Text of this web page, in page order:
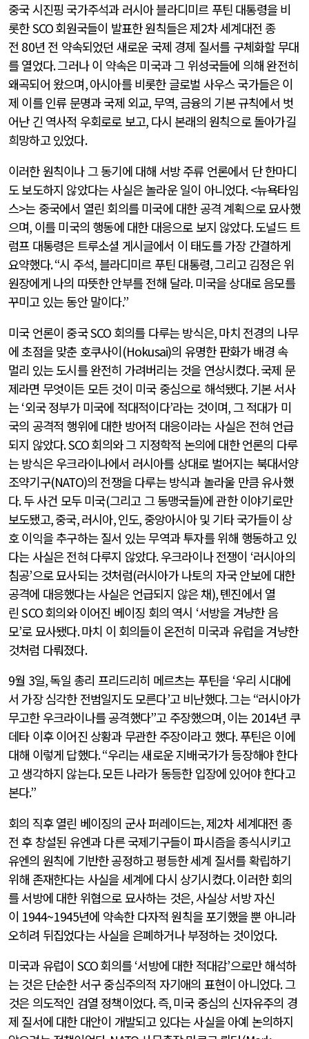
중국 시진핑 국가주석과 러시아 블라디미르 푸틴 대통령을 비
롯한SCO회원국들이 발표한 원칙들은 제2차 세계대전 종
전 80년 전 약속되었던 새로운 국제 경제 질서를 구체화할 무대
를 열었다.그러나 이 약속은 미국과 그 위성국들에 의해 완전히
왜곡되어 왔으며,아시아를 비롯한 글로벌 사우스 국가들은 이
제 이를 인류 문명과 국제 외교, 무역,금융의 기본 규칙에서 벗
어난 긴 역사적 우회로로 보고, 다시 본래의 원칙으로 돌아가길
희망하고 있었다.
이러한 원칙이나 그 동기에 대해 서방 주류 언론에서 단 한마디
도 보도하지 않았다는 사실은 놀라운 일이 아니었다. <뉴욕타임
스>는 중국에서 열린 회의를 미국에 대한 공격 계획으로 묘사했
으며, 이를 미국의 행동에 대한 대응으로 보지 않았다.도널드 트
럼프 대통령은 트루소셜 게시글에서 이 태도를 가장 간결하게
요약했다. “시 주석,블라디미르 푸틴 대통령,그리고 김정은 위
원장에게 나의 따뜻한 안부를 전해 달라.미국을 상대로 음모를
꾸미고 있는 동안 말이다.”
미국 언론이 중국SCO 회의를 다루는 방식은,마치 전경의 나무
에 초점을 맞춘 호쿠사이(Hokusai)의 유명한 판화가 배경 속
멀리 있는 도시를 완전히 가려버리는 것을 연상시켰다.국제 문
제라면 무엇이든 모든 것이 미국 중심으로 해석됐다.기본 서사
는‘외국 정부가 미국에 적대적이다’라는 것이며,그 적대가 미
국의 공격적 행위에 대한 방어적 대응이라는 사실은 전혀 언급
되지 않았다. SCO회의와 그 지정학적 논의에 대한 언론의 다루
는 방식은 우크라이나에서 러시아를 상대로 벌어지는 북대서양
조약기구(NATO)의 전쟁을 다루는 방식과 놀라울 만큼 유사했
다.두 사건 모두 미국(그리고 그 동맹국들)에 관한 이야기로만
보도됐고,중국,러시아,인도, 중앙아시아 및 기타 국가들이 상
호 이익을 추구하는 질서 있는 무역과 투자를 위해 행동하고 있
다는 사실은 전혀 다루지 않았다.우크라이나 전쟁이 ‘러시아의
침공’으로 묘사되는 것처럼(러시아가 나토의 자국 안보에 대한
공격에 대응했다는 사실은 언급되지 않은 채),톈진에서 열
린SCO회의와 이어진 베이징 회의 역시 ‘서방을 겨냥한 음
모’로 묘사됐다.마치 이 회의들이 온전히 미국과 유럽을 겨냥한
것처럼 다뤄졌다.
9월 3일,독일 총리 프리드리히 메르츠는 푸틴을 ‘우리 시대에
서 가장 심각한 전범일지도 모른다’고 비난했다.그는“러시아가
무고한 우크라이나를 공격했다”고 주장했으며,이는 2014년 쿠
데타 이후 이어진 상황과 무관한 주장이라고 했다.푸틴은 이에
대해 이렇게 답했다. “우리는 새로운 지배국가가 등장해야 한다
고 생각하지 않는다.모든 나라가 동등한 입장에 있어야 한다고
본다.”
회의 직후 열린 베이징의 군사 퍼레이드는,제2차 세계대전 종
전 후 창설된 유엔과 다른 국제기구들이 파시즘을 종식시키고
유엔의 원칙에 기반한 공정하고 평등한 세계 질서를 확립하기
위해 존재한다는 사실을 세계에 다시 상기시켰다.이러한 회의
를 서방에 대한 위협으로 묘사하는 것은,사실상 서방 자신
이 1944~1945년에 약속한 다자적 원칙을 포기했을 뿐 아니라
오히려 뒤집었다는 사실을 은폐하거나 부정하는 것이었다.
미국과 유럽이 SCO회의를‘서방에 대한 적대감’으로만 해석하
는 것은 단순한 서구 중심주의적 자기애의 표현이 아니었다.그
것은 의도적인 검열 정책이었다.즉,미국 중심의 신자유주의 경
제 질서에 대한 대안이 개발되고 있다는 사실을 아예 논의하지